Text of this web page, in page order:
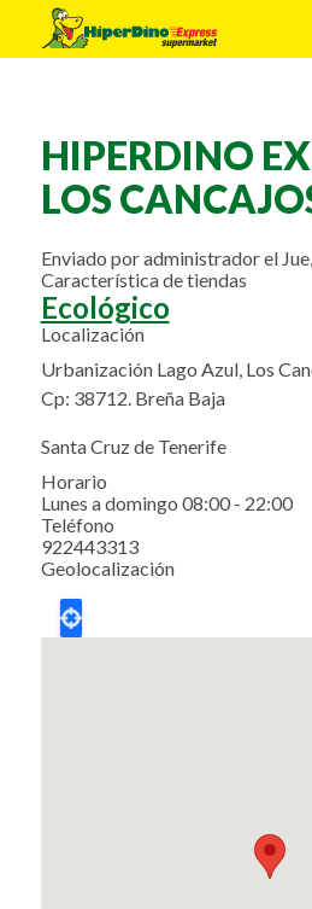
HIPERDINO
LOS
Enviado poradministradorel
Característica de tiendas
Ecológico
Localización
Urbanización Lago Azul, Los
Cp: 38712. Breña Baja
Santa Cruz de Tenerife
Horario
Lunes a domingo 08:00 - 22:00
Teléfono
922443313
Geolocalización